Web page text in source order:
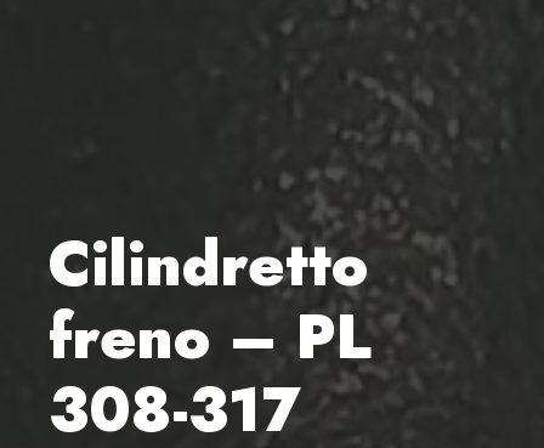
Cilindretto
freno – PL
308-317